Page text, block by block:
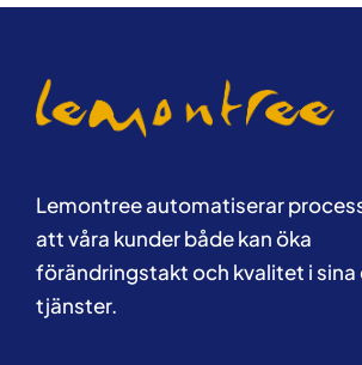
Lemontree automatiserar
att våra kunder både kan öka
förändringstakt och kvalitet i sina
tjänster.